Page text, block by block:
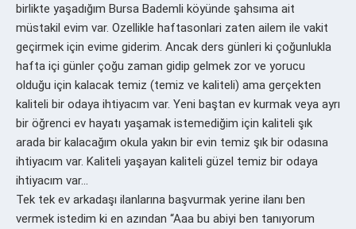
birlikte yaşadığım Bursa Bademli köyünde şahsıma ait
müstakil evim var. Ozellikle haftasonlari zaten ailem ile vakit
geçirmek için evime giderim. Ancak ders günleri ki çoğunlukla
hafta içi günler çoğu zaman gidip gelmek zor ve yorucu
olduğu için kalacak temiz (temiz ve kaliteli) ama gerçekten
kaliteli bir odaya ihtiyacım var. Yeni baştan ev kurmak veya ayrı
bir öğrenci ev hayatı yaşamak istemediğim için kaliteli şık
arada bir kalacağım okula yakın bir evin temiz şık bir odasına
ihtiyacım var. Kaliteli yaşayan kaliteli güzel temiz bir odaya
ihtiyacım var…
Tek tek ev arkadaşı ilanlarına başvurmak yerine ilanı ben
vermek istedim ki en azından “Aaa bu abiyi ben tanıyorum